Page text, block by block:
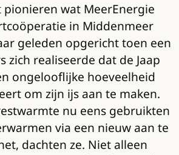
pionieren wat MeerEnergie
in Middenmeer
geleden opgericht toen een
zich realiseerde dat de Jaap
ongelooflijke hoeveelheid
om zijn ijs aan te maken.
nu eens gebruikten
via een nieuw aan te
dachten ze. Niet alleen